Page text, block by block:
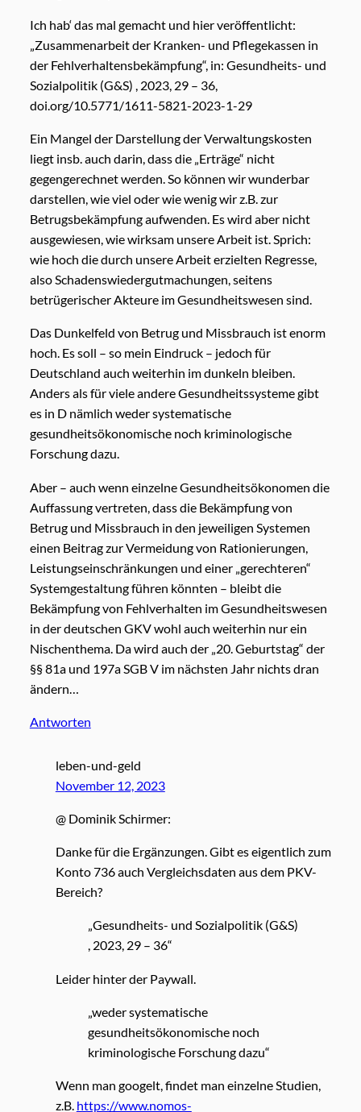
Ich hab‘ das mal gemacht und hier veröffentlicht:
„Zusammenarbeit der Kranken- und Pflegekassen in
der Fehlverhaltensbekämpfung“, in: Gesundheits- und
Sozialpolitik (G&S) , 2023, 29 – 36,
doi.org/10.5771/1611-5821-2023-1-29
Ein Mangel der Darstellung der Verwaltungskosten
liegt insb. auch darin, dass die „Erträge“ nicht
gegengerechnet werden. So können wir wunderbar
darstellen, wie viel oder wie wenig wir z.B. zur
Betrugsbekämpfung aufwenden. Es wird aber nicht
ausgewiesen, wie wirksam unsere Arbeit ist. Sprich:
wie hoch die durch unsere Arbeit erzielten Regresse,
also Schadenswiedergutmachungen, seitens
betrügerischer Akteure im Gesundheitswesen sind.
Das Dunkelfeld von Betrug und Missbrauch ist enorm
hoch. Es soll – so mein Eindruck – jedoch für
Deutschland auch weiterhin im dunkeln bleiben.
Anders als für viele andere Gesundheitssysteme gibt
es in D nämlich weder systematische
gesundheitsökonomische noch kriminologische
Forschung dazu.
Aber – auch wenn einzelne Gesundheitsökonomen die
Auffassung vertreten, dass die Bekämpfung von
Betrug und Missbrauch in den jeweiligen Systemen
einen Beitrag zur Vermeidung von Rationierungen,
Leistungseinschränkungen und einer „gerechteren“
Systemgestaltung führen könnten – bleibt die
Bekämpfung von Fehlverhalten im Gesundheitswesen
in der deutschen GKV wohl auch weiterhin nur ein
Nischenthema. Da wird auch der „20. Geburtstag“ der
§§ 81a und 197a SGB V im nächsten Jahr nichts dran
ändern…
Antworten
leben-und-geld
November 12, 2023
@ Dominik Schirmer:
Danke für die Ergänzungen. Gibt es eigentlich zum
Konto 736 auch Vergleichsdaten aus dem PKV-
Bereich?
„Gesundheits- und Sozialpolitik (G&S)
, 2023, 29 – 36“
Leider hinter der Paywall.
„weder systematische
gesundheitsökonomische noch
kriminologische Forschung dazu“
Wenn man googelt, findet man einzelne Studien,
z.B. https://www.nomos-